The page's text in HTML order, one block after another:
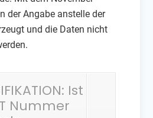
der Angabe anstelle der
und die Daten nicht
Ist
Nummer